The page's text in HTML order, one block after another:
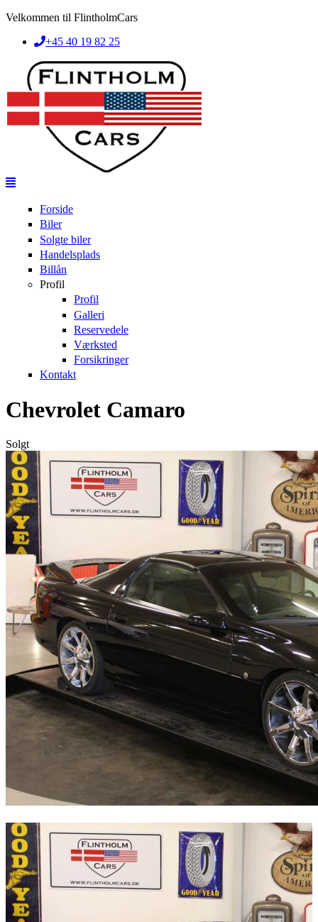
Skip to main content
Velkommen til FlintholmCars
+45 40 19 82 25
Forside
Biler
Solgte biler
Handelsplads
Billån
Profil
Profil
Galleri
Reservedele
Værksted
Forsikringer
Kontakt
Chevrolet Camaro
Solgt